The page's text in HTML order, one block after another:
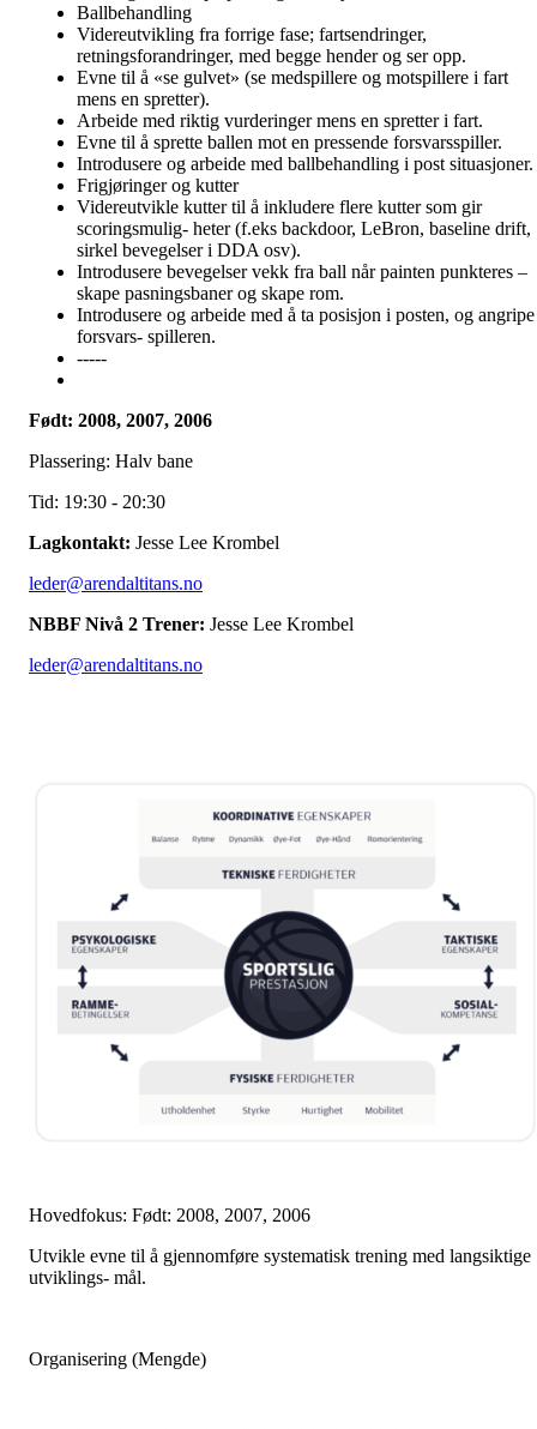
Ballbehandling
Videreutvikling fra forrige fase; fartsendringer,
retningsforandringer, med begge hender og ser opp.
Evne til å «se gulvet» (se medspillere og motspillere i fart
mens en spretter).
Arbeide med riktig vurderinger mens en spretter i fart.
Evne til å sprette ballen mot en pressende forsvarsspiller.
Introdusere og arbeide med ballbehandling i post situasjoner.
Frigjøringer og kutter
Videreutvikle kutter til å inkludere flere kutter som gir
scoringsmulig- heter (f.eks backdoor, LeBron, baseline drift,
sirkel bevegelser i DDA osv).
Introdusere bevegelser vekk fra ball når painten punkteres –
skape pasningsbaner og skape rom.
Introdusere og arbeide med å ta posisjon i posten, og angripe
forsvars- spilleren.
-----
Født: 2008, 2007, 2006
Plassering: Halv bane
Tid: 19:30 - 20:30
Lagkontakt: Jesse Lee Krombel
leder@arendaltitans.no
NBBF Nivå 2 Trener: Jesse Lee Krombel
leder@arendaltitans.no
Hovedfokus: Født: 2008, 2007, 2006
Utvikle evne til å gjennomføre systematisk trening med langsiktige
utviklings- mål.
Organisering (Mengde)